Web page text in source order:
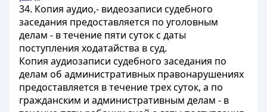
34. Копия аудио,- видеозаписи судебного
заседания предоставляется по уголовным
делам - в течение пяти суток с даты
поступления ходатайства в суд.
Копия аудиозаписи судебного заседания по
делам об административных правонарушениях
предоставляется в течение трех суток, а по
гражданским и административным делам - в